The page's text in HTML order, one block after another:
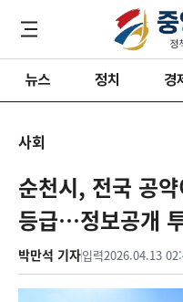
뉴스 정치 경
사회
순천시, 전국 공
등급…정보공개
박만석 기자입력2026.04.13